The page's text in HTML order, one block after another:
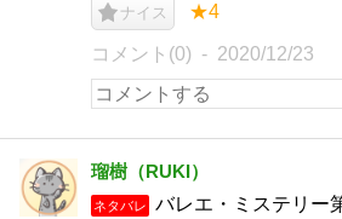
ナイス ★4
コメント(0) 2020/12/23
瑠樹（RUKI）
ネタバレ
バレエ・ミステリー